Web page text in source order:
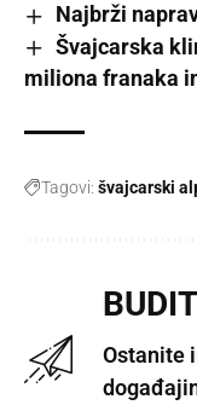
Najbrži
Švajcarska
miliona franaka
Tagovi: švajcarski
Ostanite